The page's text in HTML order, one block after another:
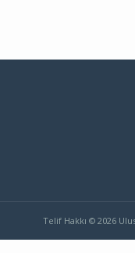
Telif Hakkı © 2026